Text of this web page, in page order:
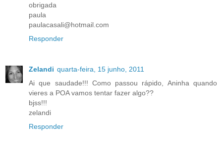
obrigada
paula
paulacasali@hotmail.com
Responder
Zelandi quarta-feira, 15 junho, 2011
Ai que saudade!!! Como passou rápido, Aninha quando
vieres a POA vamos tentar fazer algo??
bjss!!!
zelandi
Responder